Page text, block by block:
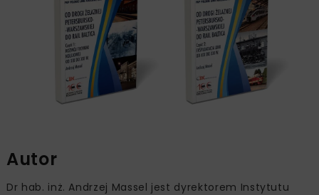
Autor
Dr hab. inż. Andrzej Massel jest dyrektorem Instytutu